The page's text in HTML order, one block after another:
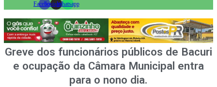
FacebookInstagramWhatsapp
Greve dos funcionários públicos de Bacuri
e ocupação da Câmara Municipal entra
para o nono dia.